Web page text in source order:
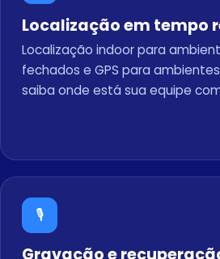
Localização em tempo
Localização indoor para
fechados e GPS para
saiba onde está sua equipe
🎙️
Gravação e